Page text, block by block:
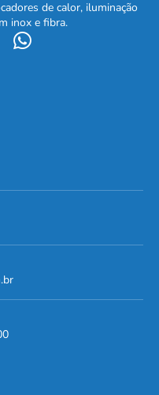
de calor, iluminação
inox e fibra.